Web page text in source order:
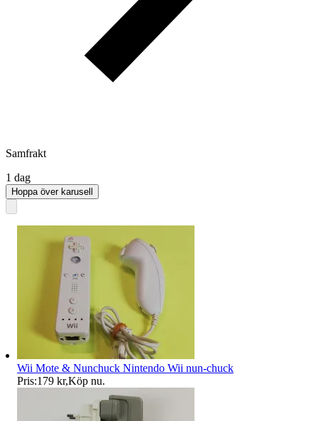
Samfrakt
1 dag
Hoppa över karusell
Wii Mote & Nunchuck Nintendo Wii nun-chuck
Pris:179 kr,Köp nu.